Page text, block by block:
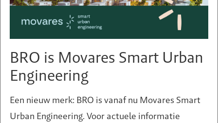
BRO is Movares Smart Urban
Engineering
Een nieuw merk: BRO is vanaf nu Movares Smart
Urban Engineering. Voor actuele informatie